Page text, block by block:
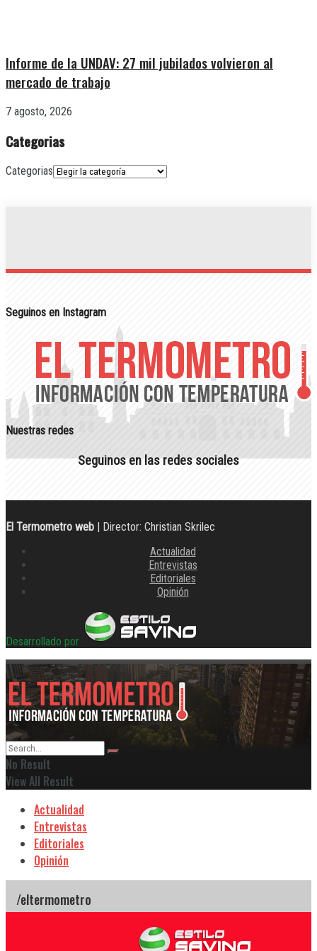
Informe de la UNDAV: 27 mil jubilados volvieron al
mercado de trabajo
7 agosto, 2026
Categorias
Categorias
Seguinos en Instagram
Nuestras redes
Seguinos en las redes sociales
El Termometro web | Director: Christian Skrilec
Actualidad
Entrevistas
Editoriales
Opinión
Desarrollado por
No Result
View All Result
Actualidad
Entrevistas
Editoriales
Opinión